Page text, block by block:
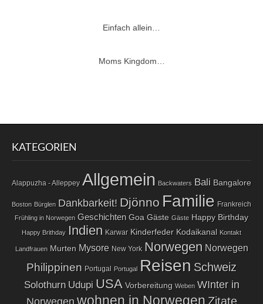
Einfach allein…
Moms Kingdom…
KATEGORIEN
Alappuzha - Alleppey Allgemein Backwaters Bali Bangalore
Boston Bürglen Dankbarkeit! Djönno Familie Frankreich
Frühling in Norwegen Geschichten Goa Gäste Gäste Happy Birthday
Happy Brithday Indien Karwar Kinderfeder Kodaikanal Kontakt
Landfrauen Murten Mysore New York Norwegen Norwegen
Philippinen Portugal Portugal Reisen Schweiz
Solothurn Udupi USA Vorbereitung Weben WInter in
Norwegen wohnen in Norwegen Zitate